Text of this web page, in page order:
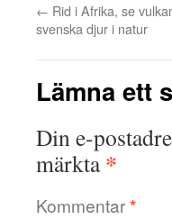
← Rid i Afrika, se
svenska djur i natur
Lämna ett
Din e-
märkta*
Kommentar*